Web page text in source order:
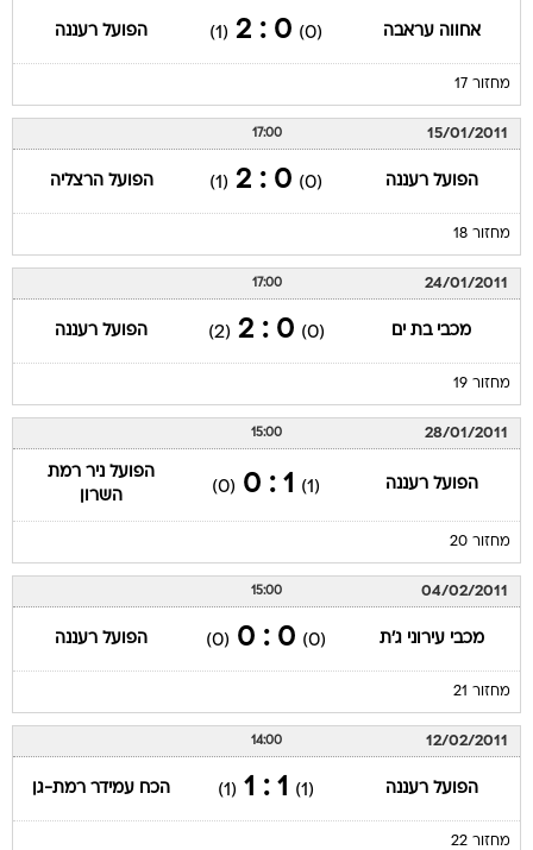
אחווה עראבה (0)
0 : 2
(1) הפועל רעננה
מחזור 17
15/01/2011
17:00
הפועל רעננה (0)
0 : 2
(1) הפועל הרצליה
מחזור 18
24/01/2011
17:00
מכבי בת ים (0)
0 : 2
(2) הפועל רעננה
מחזור 19
28/01/2011
15:00
הפועל רעננה (1)
1 : 0
(0)
הפועל ניר רמת
השרון
מחזור 20
04/02/2011
15:00
מכבי עירוני ג'ת (0)
0 : 0
(0) הפועל רעננה
מחזור 21
12/02/2011
14:00
הפועל רעננה (1)
1 : 1
(1) הכח עמידר רמת-גן
מחזור 22